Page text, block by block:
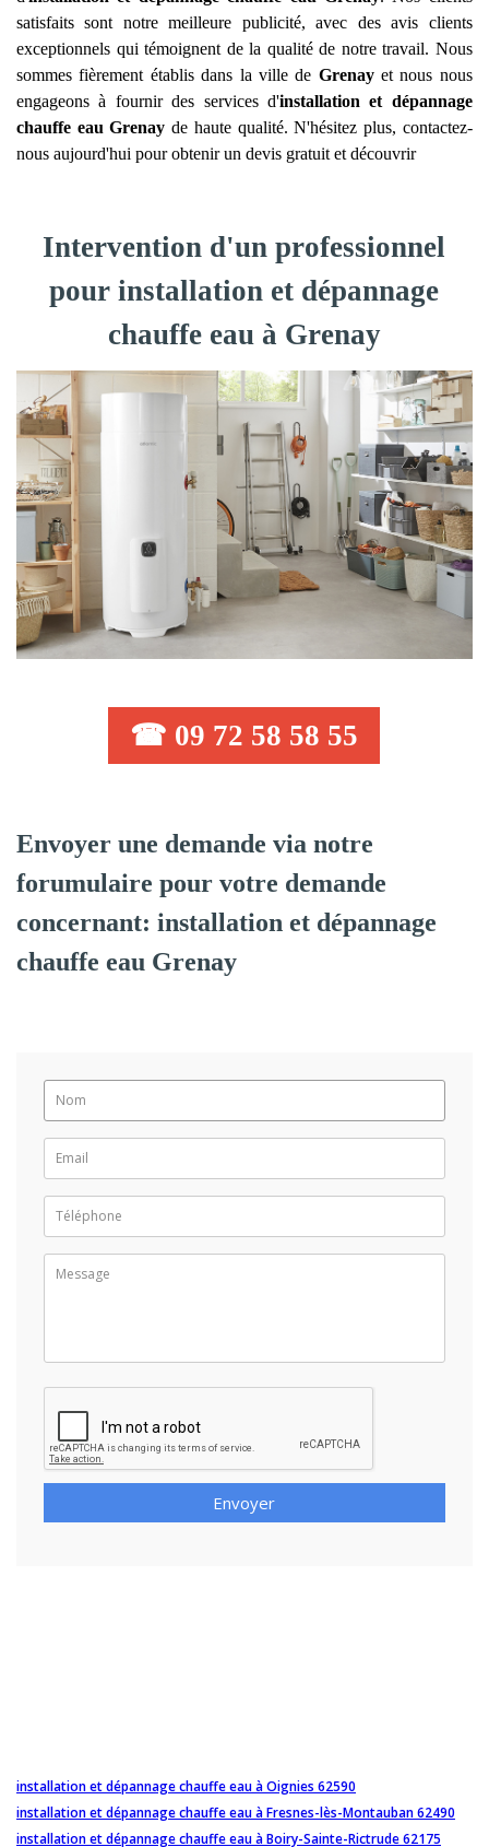
satisfaits sont notre meilleure publicité, avec des avis clients
exceptionnels qui témoignent de la qualité de notre travail. Nous
sommes fièrement établis dans la ville de Grenayet nous nous
engageons à fournir des services d'installation et dépannage
chauffe eau Grenay de haute qualité. N'hésitez plus, contactez-
nous aujourd'hui pour obtenir un devis gratuit et découvrir
Intervention d'un professionnel
pour installation et dépannage
chauffe eau à Grenay
☎ 09 72 58 58 55
Envoyer une demande via notre
forumulaire pour votre demande
concernant: installation et dépannage
chauffe eau Grenay
Envoyer
installation et dépannage chauffe eau à Oignies 62590
installation et dépannage chauffe eau à Fresnes-lès-Montauban 62490
installation et dépannage chauffe eau à Boiry-Sainte-Rictrude 62175